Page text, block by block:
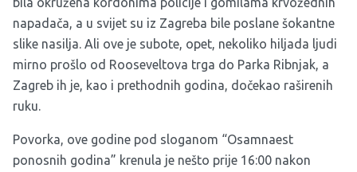
napadača, a u svijet su iz Zagreba bile poslane šokantne
slike nasilja. Ali ove je subote, opet, nekoliko hiljada ljudi
mirno prošlo od Rooseveltova trga do Parka Ribnjak, a
Zagreb ih je, kao i prethodnih godina, dočekao raširenih
ruku.
Povorka, ove godine pod sloganom “Osamnaest
ponosnih godina” krenula je nešto prije 16:00 nakon